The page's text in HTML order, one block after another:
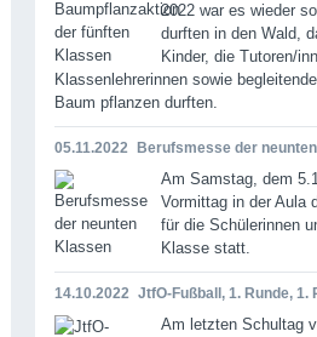
2022 war es wieder
durften in den Wald,
Kinder, die Tutoren/
Klassenlehrerinnen sowie
Baum pflanzen durften.
05.11.2022 Berufsmesse der
Am Samstag, dem
Vormittag in der Aula
für die Schülerinnen
Klasse statt.
14.10.2022 JtfO-Fußball, 1. Runde, 1.
Am letzten Schultag